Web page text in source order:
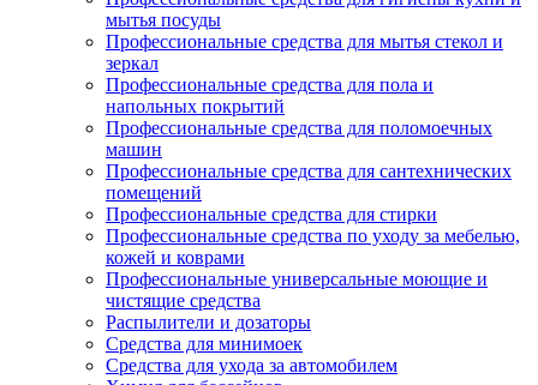
мытья посуды
Профессиональные средства для мытья стекол и
зеркал
Профессиональные средства для пола и
напольных покрытий
Профессиональные средства для поломоечных
машин
Профессиональные средства для сантехнических
помещений
Профессиональные средства для стирки
Профессиональные средства по уходу за мебелью,
кожей и коврами
Профессиональные универсальные моющие и
чистящие средства
Распылители и дозаторы
Средства для минимоек
Средства для ухода за автомобилем